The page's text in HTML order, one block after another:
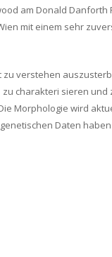
am Donald Danforth
mit einem sehr
verstehen
charakteri sieren und
Morphologie wird
Daten